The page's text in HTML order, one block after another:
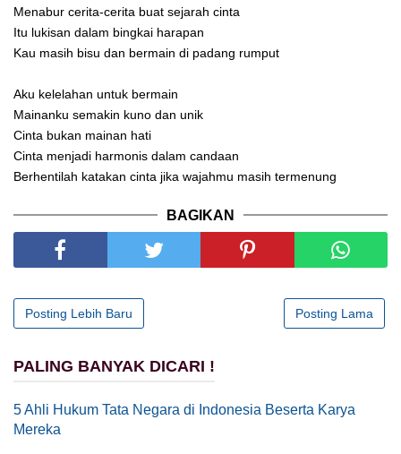
Menabur cerita-cerita buat sejarah cinta
Itu lukisan dalam bingkai harapan
Kau masih bisu dan bermain di padang rumput
Aku kelelahan untuk bermain
Mainanku semakin kuno dan unik
Cinta bukan mainan hati
Cinta menjadi harmonis dalam candaan
Berhentilah katakan cinta jika wajahmu masih termenung
BAGIKAN
Posting Lebih Baru Posting Lama
PALING BANYAK DICARI !
5 Ahli Hukum Tata Negara di Indonesia Beserta Karya
Mereka